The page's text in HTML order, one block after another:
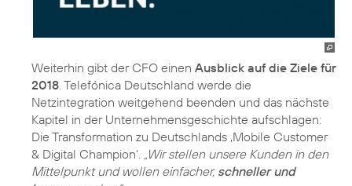
Weiterhin gibt der CFO einen Ausblick auf die Ziele für
2018. Telefónica Deutschland werde die
Netzintegration weitgehend beenden und das nächste
Kapitel in der Unternehmensgeschichte aufschlagen:
Die Transformation zu Deutschlands ‚Mobile Customer
& Digital Champion‘. „Wir stellen unsere Kunden in den
Mittelpunkt und wollen einfacher, schneller und